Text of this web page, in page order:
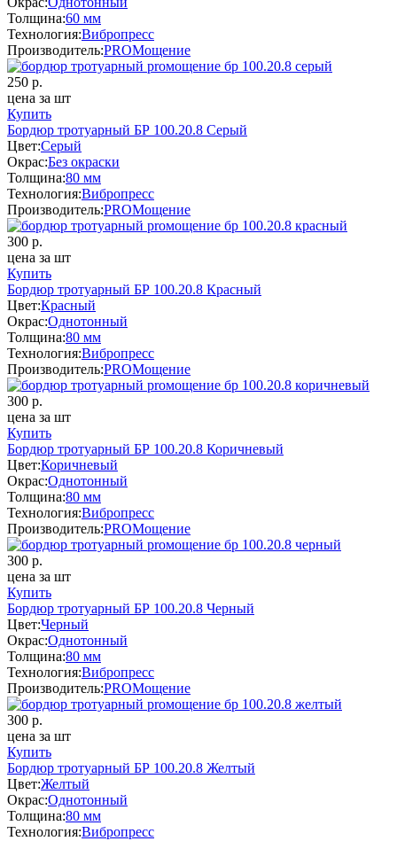
Толщина:60 мм
Технология:Вибропресс
Производитель:PROМощение
250 р.
цена за шт
Купить
Бордюр тротуарный БР 100.20.8 Серый
Цвет:Серый
Окрас:Без окраски
Толщина:80 мм
Технология:Вибропресс
Производитель:PROМощение
300 р.
цена за шт
Купить
Бордюр тротуарный БР 100.20.8 Красный
Цвет:Красный
Окрас:Однотонный
Толщина:80 мм
Технология:Вибропресс
Производитель:PROМощение
300 р.
цена за шт
Купить
Бордюр тротуарный БР 100.20.8 Коричневый
Цвет:Коричневый
Окрас:Однотонный
Толщина:80 мм
Технология:Вибропресс
Производитель:PROМощение
300 р.
цена за шт
Купить
Бордюр тротуарный БР 100.20.8 Черный
Цвет:Черный
Окрас:Однотонный
Толщина:80 мм
Технология:Вибропресс
Производитель:PROМощение
300 р.
цена за шт
Купить
Бордюр тротуарный БР 100.20.8 Желтый
Цвет:Желтый
Окрас:Однотонный
Толщина:80 мм
Технология:Вибропресс